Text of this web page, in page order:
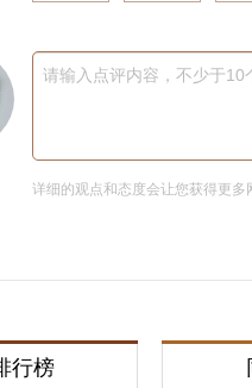
请输入点评内容，不少于10
详细的观点和态度会让您获得更多
行榜